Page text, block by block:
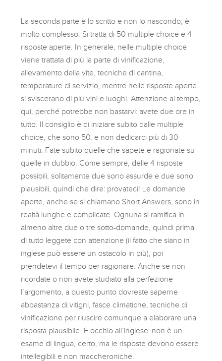
La seconda parte è lo scritto e non lo nascondo, è
molto complesso. Si tratta di 50 multiple choice e 4
risposte aperte. In generale, nelle multiple choice
viene trattata di più la parte di vinificazione,
allevamento della vite, tecniche di cantina,
temperature di servizio, mentre nelle risposte aperte
si sviscerano di più vini e luoghi. Attenzione al tempo,
qui, perché potrebbe non bastarvi: avete due ore in
tutto. Il consiglio è di iniziare subito dalle multiple
choice, che sono 50, e non dedicarci più di 30
minuti. Fate subito quelle che sapete e ragionate su
quelle in dubbio. Come sempre, delle 4 risposte
possibili, solitamente due sono assurde e due sono
plausibili, quindi che dire: provateci! Le domande
aperte, anche se si chiamano Short Answers, sono in
realtà lunghe e complicate. Ognuna si ramifica in
almeno altre due o tre sotto-domande, quindi prima
di tutto leggete con attenzione (il fatto che siano in
inglese può essere un ostacolo in più), poi
prendetevi il tempo per ragionare. Anche se non
ricordate o non avete studiato alla perfezione
l’argomento, a questo punto dovreste saperne
abbastanza di vitigni, fasce climatiche, tecniche di
vinificazione per riuscire comunque a elaborare una
risposta plausibile. E occhio all’inglese: non è un
esame di lingua, certo, ma le risposte devono essere
intellegibili e non maccheroniche.